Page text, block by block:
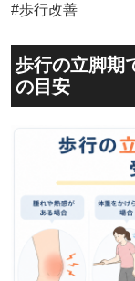
#歩行改善
歩行の立脚期
の目安